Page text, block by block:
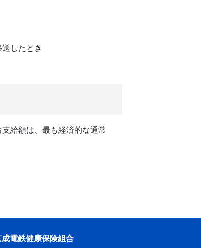
したとき
給額は、最も経済的な通常
成電鉄健康保険組合